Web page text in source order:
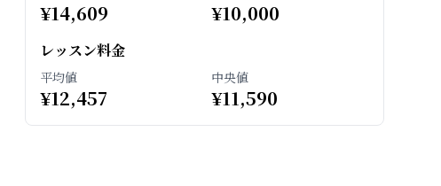
¥14,609 ¥10,000
レッスン料金
平均値
¥12,457
中央値
¥11,590